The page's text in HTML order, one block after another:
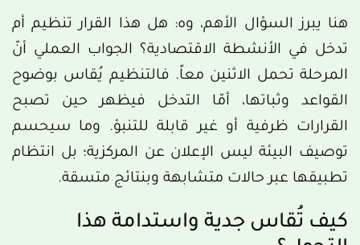
هنا يبرز السؤال الأهم، وه: هل هذا القرار تنظيم أم
تدخل في الأنشطة الاقتصادية؟ الجواب العملي أنّ
المرحلة تحمل الاثنين معاً. فالتنظيم يُقاس بوضوح
القواعد وثباتها، أمّا التدخل فيظهر حين تصبح
القرارات ظرفية أو غير قابلة للتنبؤ. وما سيحسم
توصيف البيئة ليس الإعلان عن المركزية؛ بل انتظام
تطبيقها عبر حالات متشابهة وبنتائج متسقة.
كيف تُقاس جدية واستدامة هذا